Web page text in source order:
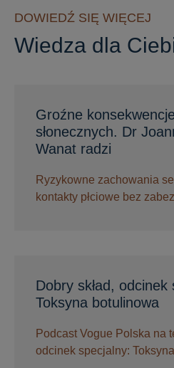
DOWIEDŹ SIĘ WIĘCEJ
Wiedza dla
Groźne
słonecznych. Dr
Wanat radzi
Ryzykowne zachowania
kontakty płciowe bez
Dobry skład, odcinek
Toksyna botulinowa
Podcast Vogue Polska na
odcinek specjalny: